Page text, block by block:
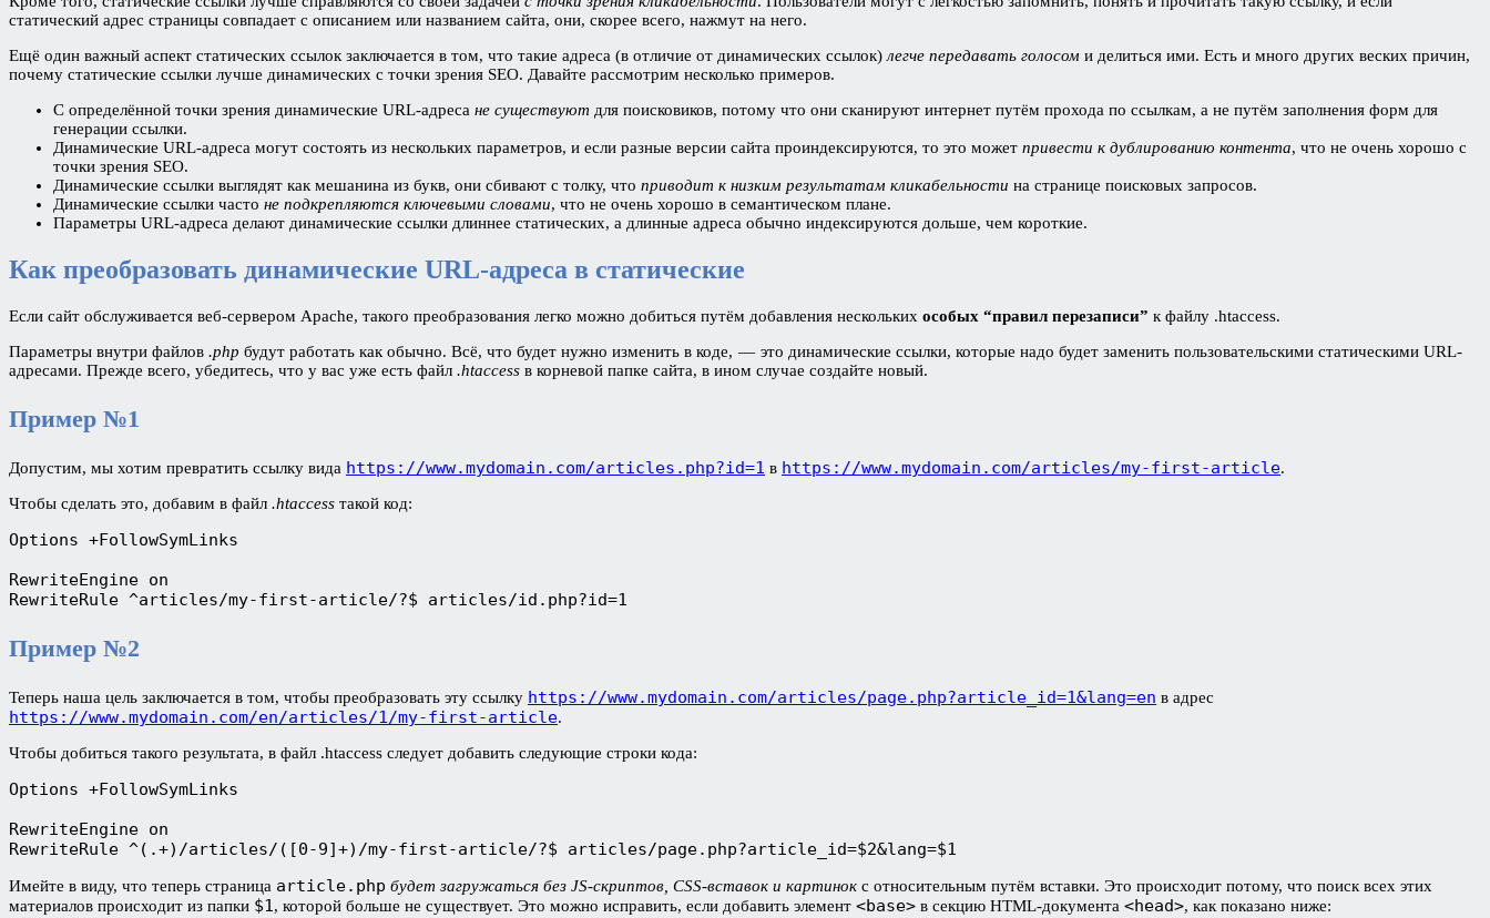
статический адрес страницы совпадает с описанием или названием сайта, они, скорее всего, нажмут на него.
Ещё один важный аспект статических ссылок заключается в том, что такие адреса (в отличие от динамических ссылок)легче передавать голосом и делиться ими. Есть и много других веских причин,
почему статические ссылки лучше динамических с точки зрения SEO. Давайте рассмотрим несколько примеров.
С определённой точки зрения динамические URL-адреса не существуют для поисковиков, потому что они сканируют интернет путём прохода по ссылкам, а не путём заполнения форм для
генерации ссылки.
Динамические URL-адреса могут состоять из нескольких параметров, и если разные версии сайта проиндексируются, то это может привести к дублированию контента, что не очень хорошо с
точки зрения SEO.
Динамические ссылки выглядят как мешанина из букв, они сбивают с толку, что приводит к низким результатам кликабельности на странице поисковых запросов.
Динамические ссылки часто не подкрепляются ключевыми словами, что не очень хорошо в семантическом плане.
Параметры URL-адреса делают динамические ссылки длиннее статических, а длинные адреса обычно индексируются дольше, чем короткие.
Как преобразовать динамические URL-адреса в статические
Если сайт обслуживается веб-сервером Apache, такого преобразования легко можно добиться путём добавления нескольких особых “правил перезаписи” к файлу .htaccess.
Параметры внутри файлов .php будут работать как обычно. Всё, что будет нужно изменить в коде, — это динамические ссылки, которые надо будет заменить пользовательскими статическими URL-
адресами. Прежде всего, убедитесь, что у вас уже есть файл .htaccess в корневой папке сайта, в ином случае создайте новый.
Пример №1
Допустим, мы хотим превратить ссылку вида https://www.mydomain.com/articles.php?id=1 в https://www.mydomain.com/articles/my-first-article.
Чтобы сделать это, добавим в файл .htaccess такой код:
Options +FollowSymLinks
RewriteEngine on
RewriteRule ^articles/my-first-article/?$ articles/id.php?id=1
Пример №2
Теперь наша цель заключается в том, чтобы преобразовать эту ссылку https://www.mydomain.com/articles/page.php?article_id=1&lang=en в адрес
https://www.mydomain.com/en/articles/1/my-first-article.
Чтобы добиться такого результата, в файл .htaccess следует добавить следующие строки кода:
Options +FollowSymLinks
RewriteEngine on
RewriteRule ^(.+)/articles/([0-9]+)/my-first-article/?$ articles/page.php?article_id=$2&lang=$1
Имейте в виду, что теперь страница article.php будет загружаться без JS-скриптов, CSS-вставок и картинок с относительным путём вставки. Это происходит потому, что поиск всех этих
материалов происходит из папки $1, которой больше не существует. Это можно исправить, если добавить элемент <base> в секцию HTML-документа <head>, как показано ниже: